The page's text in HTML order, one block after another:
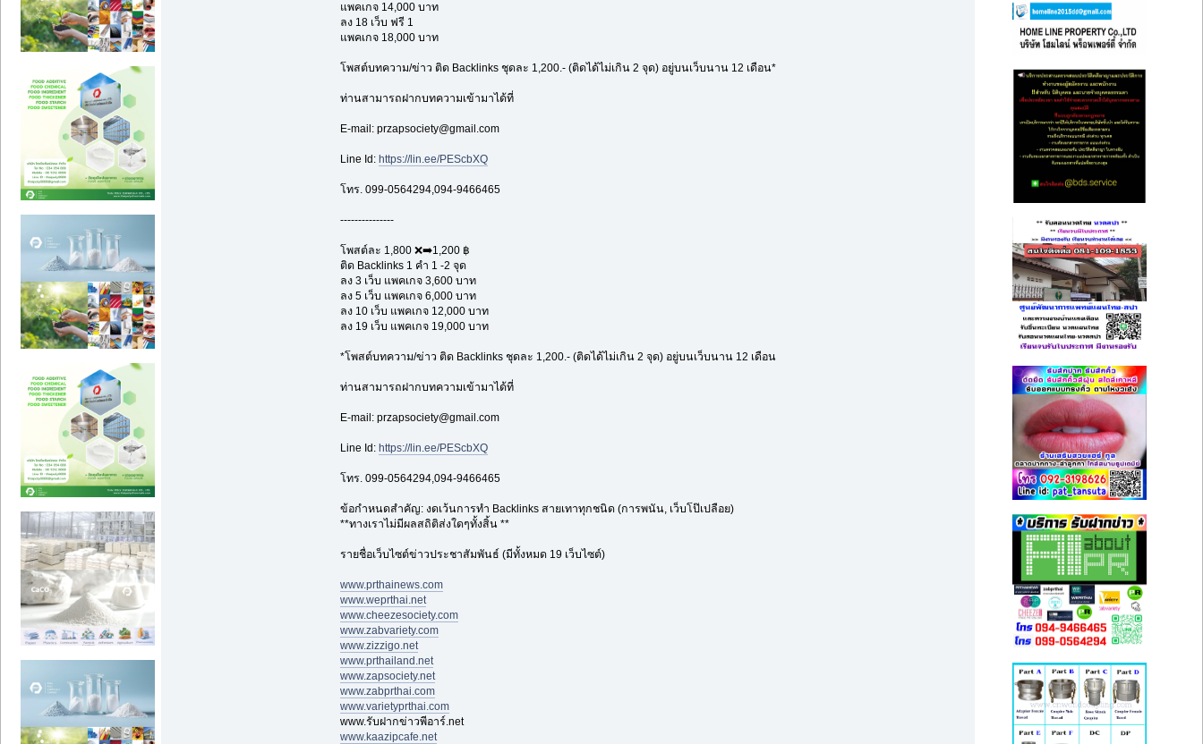
แพคเกจ 14,000 บาท
ลง 18 เว็บ ฟรี 1
แพคเกจ 18,000 บาท
โพสต์บทความ/ข่าว ติด Backlinks ชุดละ 1,200.- (ติดได้ไม่เกิน 2 จุด) อยู่บนเว็บนาน 12 เดือน*
ท่านสามารถฝากบทความเข้ามาได้ที่
E-mail: przapsociety@gmail.com
Line Id: https://lin.ee/PEScbXQ
โทร. 099-0564294,094-9466465
---------------
โพสต์ละ 1,800 ❌➡️1,200 ฿
ติด Backlinks 1 คำ 1 -2 จุด
ลง 3 เว็บ แพคเกจ 3,600 บาท
ลง 5 เว็บ แพคเกจ 6,000 บาท
ลง 10 เว็บ แพคเกจ 12,000 บาท
ลง 19 เว็บ แพคเกจ 19,000 บาท
*โพสต์บทความ/ข่าว ติด Backlinks ชุดละ 1,200.- (ติดได้ไม่เกิน 2 จุด) อยู่บนเว็บนาน 12 เดือน
ท่านสามารถฝากบทความเข้ามาได้ที่
E-mail: przapsociety@gmail.com
Line Id: https://lin.ee/PEScbXQ
โทร. 099-0564294,094-9466465
ข้อกำหนดสำคัญ: งดเว้นการทำ Backlinks สายเทาทุกชนิด (การพนัน, เว็บโป๊เปลือย)
**ทางเราไม่มีผลสถิติส่งใดๆทั้งสิ้น **
รายชื่อเว็บไซต์ข่าวประชาสัมพันธ์ (มีทั้งหมด 19 เว็บไซต์)
www.prthainews.com
www.weprthai.net
www.cheezesociety.com
www.zabvariety.com
www.zizzigo.net
www.prthailand.net
www.zapsociety.net
www.zabprthai.com
www.varietyprthai.com
www.รับฝากข่าวพีอาร์.net
www.kaazipcafe.net